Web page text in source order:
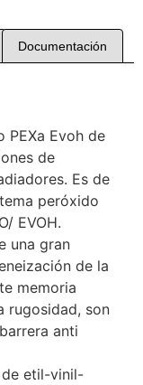
Documentación
PEXa Evoh de
de
Es de
peróxido
EVOH.
una gran
de la
memoria
rugosidad, son
anti
de etil-vinil-